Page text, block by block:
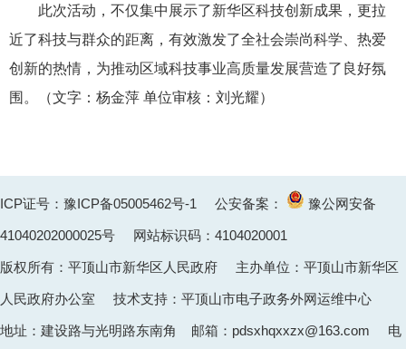
此次活动，不仅集中展示了新华区科技创新成果，更拉
近了科技与群众的距离，有效激发了全社会崇尚科学、热爱
创新的热情，为推动区域科技事业高质量发展营造了良好氛
围。（文字：杨金萍 单位审核：刘光耀）
ICP证号：豫ICP备05005462号-1 公安备案： 豫公网安备
41040202000025号 网站标识码：4104020001
版权所有：平顶山市新华区人民政府 主办单位：平顶山市新华区
人民政府办公室 技术支持：平顶山市电子政务外网运维中心
地址：建设路与光明路东南角 邮箱：pdsxhqxxzx@163.com 电